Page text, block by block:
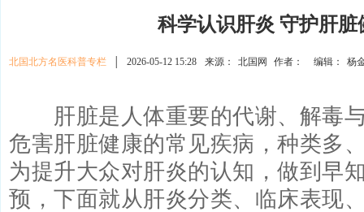
科学认识肝炎 守护肝脏
北国北方名医科普专栏 2026-05-12 15:28 来源： 北国网 作者： 编辑： 杨
肝脏是人体重要的代谢、解毒与
危害肝脏健康的常见疾病，种类多
为提升大众对肝炎的认知，做到早
预，下面就从肝炎分类、临床表现